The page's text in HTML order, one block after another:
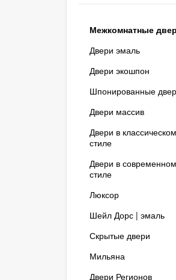
Межкомнатные
Двери эмаль
Двери экошпон
Шпонированные
Двери массив
Двери в классическом
стиле
Двери в современном
стиле
Люксор
Шейл Дорс | эмаль
Скрытые двери
Мильяна
Двери Регионов